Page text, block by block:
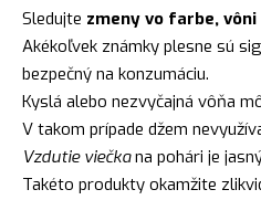
Sledujte zmeny vo farbe,
Akékoľvek známky plesne sú
bezpečný na konzumáciu.
Kyslá alebo nezvyčajná vôňa
V takom prípade džem
Vzdutie viečkana pohári je
Takéto produkty okamžite